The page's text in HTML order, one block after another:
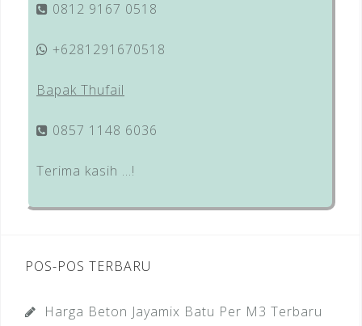
0812 9167 0518
+6281291670518
Bapak Thufail
0857 1148 6036
Terima kasih …!
POS-POS TERBARU
Harga Beton Jayamix Batu Per M3 Terbaru